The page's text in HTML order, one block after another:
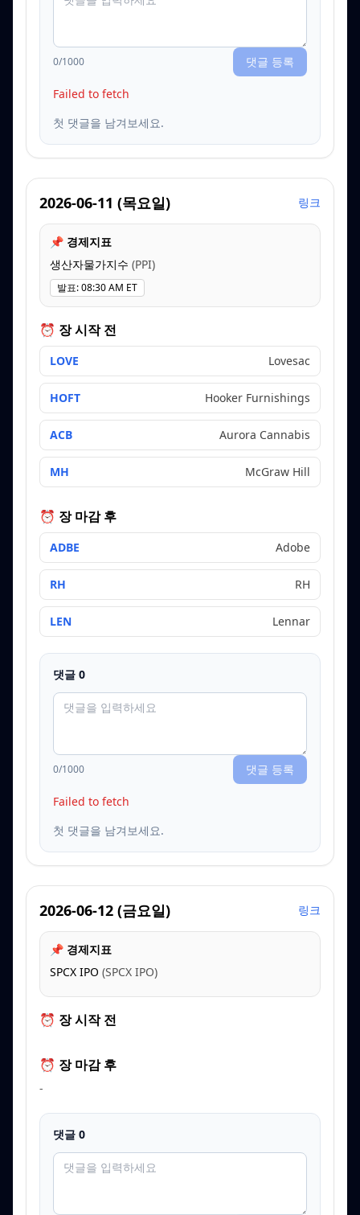
0/1000 댓글 등록
Failed to fetch
첫 댓글을 남겨보세요.
2026-06-11 (목요일) 링크
📌 경제지표
생산자물가지수 (PPI)
발표:08:30 AM ET
⏰ 장 시작 전
LOVE Lovesac
HOFT Hooker Furnishings
ACB Aurora Cannabis
MH McGraw Hill
⏰ 장 마감 후
ADBE Adobe
RH RH
LEN Lennar
댓글 0
0/1000 댓글 등록
Failed to fetch
첫 댓글을 남겨보세요.
2026-06-12 (금요일) 링크
📌 경제지표
SPCX IPO (SPCX IPO)
⏰ 장 시작 전
⏰ 장 마감 후
-
댓글 0